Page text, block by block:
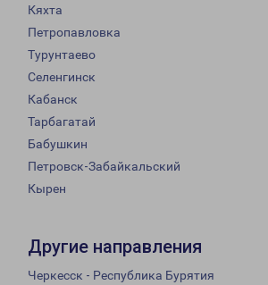
Кяхта
Петропавловка
Турунтаево
Селенгинск
Кабанск
Тарбагатай
Бабушкин
Петровск-Забайкальский
Кырен
Другие направления
Черкесск - Республика Бурятия